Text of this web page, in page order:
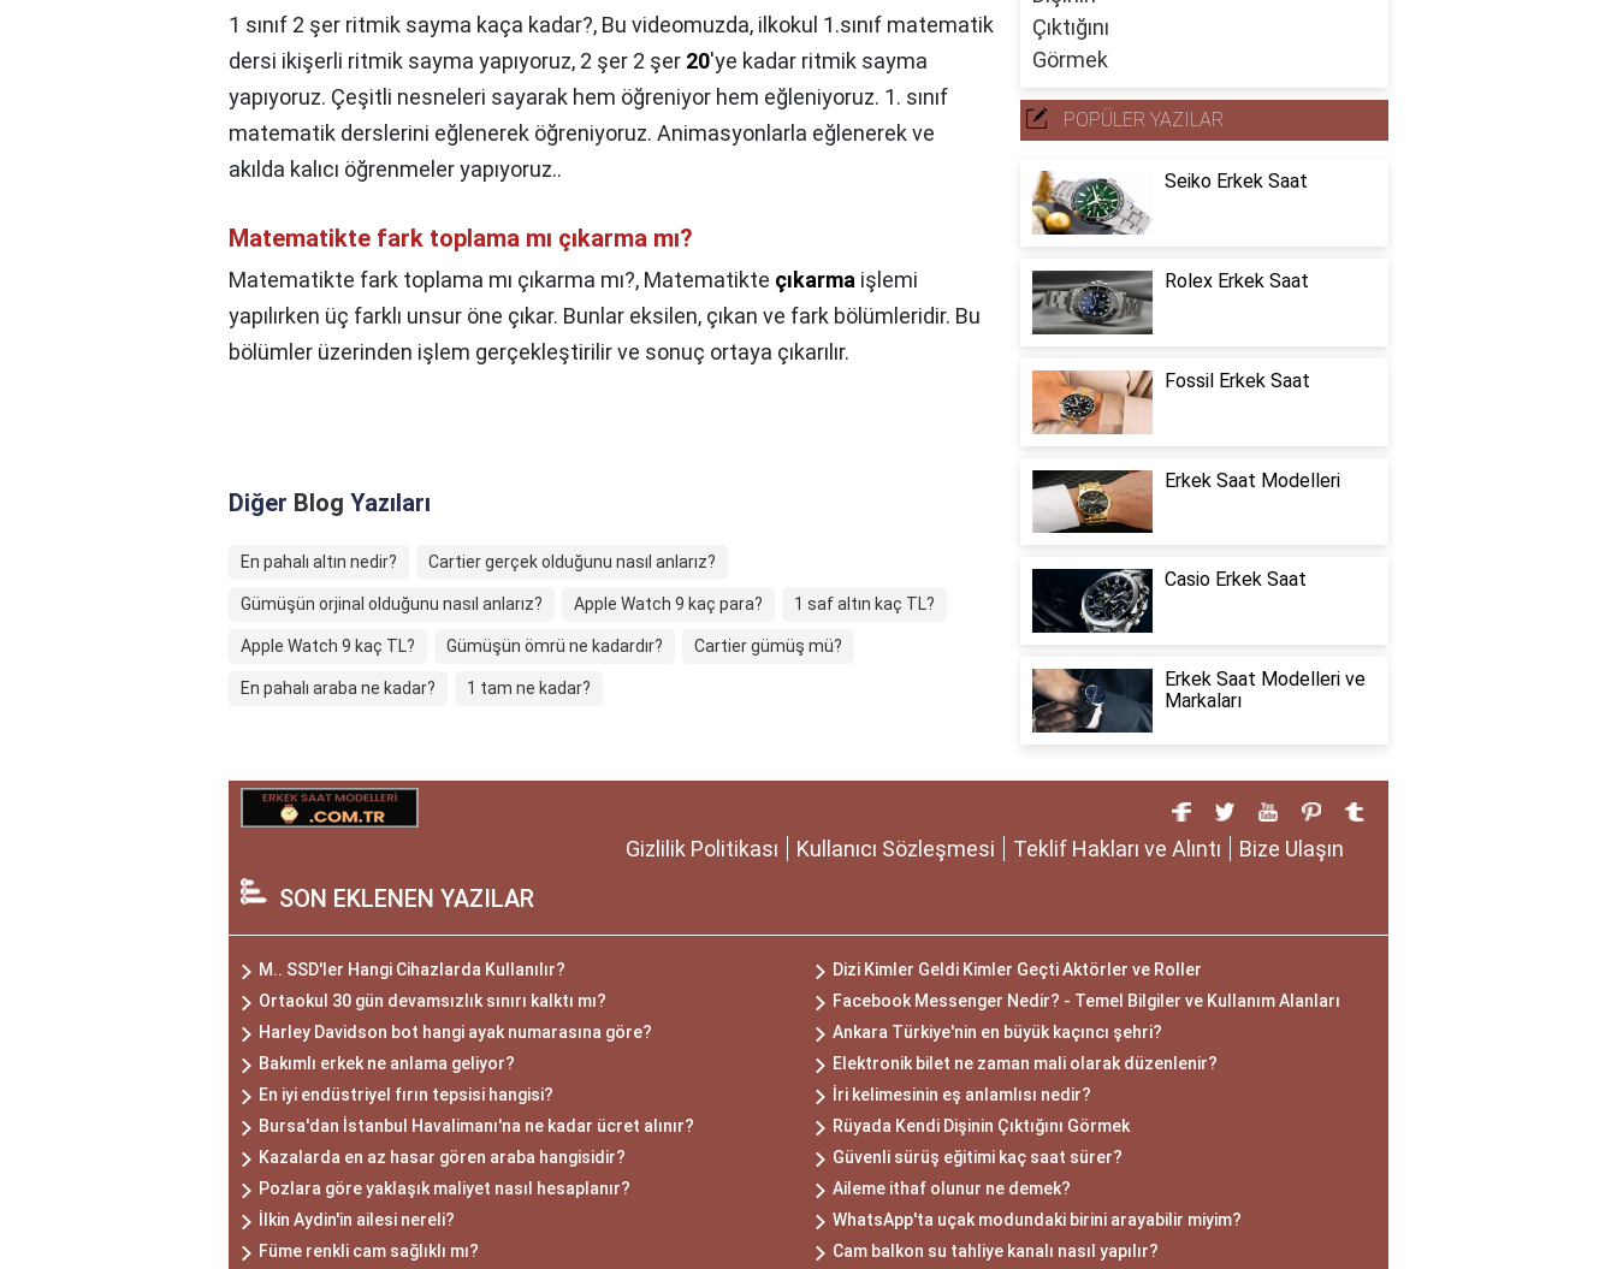
1 sınıf 2 şer ritmik sayma kaça kadar?, Bu videomuzda, ilkokul 1.sınıf matematik
dersi ikişerli ritmik sayma yapıyoruz, 2 şer 2 şer 20'ye kadar ritmik sayma
yapıyoruz. Çeşitli nesneleri sayarak hem öğreniyor hem eğleniyoruz. 1. sınıf
matematik derslerini eğlenerek öğreniyoruz. Animasyonlarla eğlenerek ve
akılda kalıcı öğrenmeler yapıyoruz..
Matematikte fark toplama mı çıkarma mı?
Matematikte fark toplama mı çıkarma mı?, Matematikte çıkarma işlemi
yapılırken üç farklı unsur öne çıkar. Bunlar eksilen, çıkan ve fark bölümleridir. Bu
bölümler üzerinden işlem gerçekleştirilir ve sonuç ortaya çıkarılır.
Diğer Blog Yazıları
En pahalı altın nedir? Cartier gerçek olduğunu nasıl anlarız?
Gümüşün orjinal olduğunu nasıl anlarız? Apple Watch 9 kaç para? 1 saf altın kaç TL?
Apple Watch 9 kaç TL? Gümüşün ömrü ne kadardır? Cartier gümüş mü?
En pahalı araba ne kadar? 1 tam ne kadar?
POPÜLER YAZILAR
Seiko Erkek Saat
Rolex Erkek Saat
Fossil Erkek Saat
Erkek Saat Modelleri
Casio Erkek Saat
Erkek Saat Modelleri ve
Markaları
Gizlilik Politikası Kullanıcı Sözleşmesi Teklif Hakları ve Alıntı Bize Ulaşın
SON EKLENEN YAZILAR
M.. SSD'ler Hangi Cihazlarda Kullanılır?
Dizi Kimler Geldi Kimler Geçti Aktörler ve Roller
Ortaokul 30 gün devamsızlık sınırı kalktı mı?
Facebook Messenger Nedir? - Temel Bilgiler ve Kullanım Alanları
Harley Davidson bot hangi ayak numarasına göre?
Ankara Türkiye'nin en büyük kaçıncı şehri?
Bakımlı erkek ne anlama geliyor?
Elektronik bilet ne zaman mali olarak düzenlenir?
En iyi endüstriyel fırın tepsisi hangisi?
İri kelimesinin eş anlamlısı nedir?
Bursa'dan İstanbul Havalimanı'na ne kadar ücret alınır?
Rüyada Kendi Dişinin Çıktığını Görmek
Kazalarda en az hasar gören araba hangisidir?
Güvenli sürüş eğitimi kaç saat sürer?
Pozlara göre yaklaşık maliyet nasıl hesaplanır?
Aileme ithaf olunur ne demek?
İlkin Aydin'in ailesi nereli?
WhatsApp'ta uçak modundaki birini arayabilir miyim?
Füme renkli cam sağlıklı mı?
Cam balkon su tahliye kanalı nasıl yapılır?